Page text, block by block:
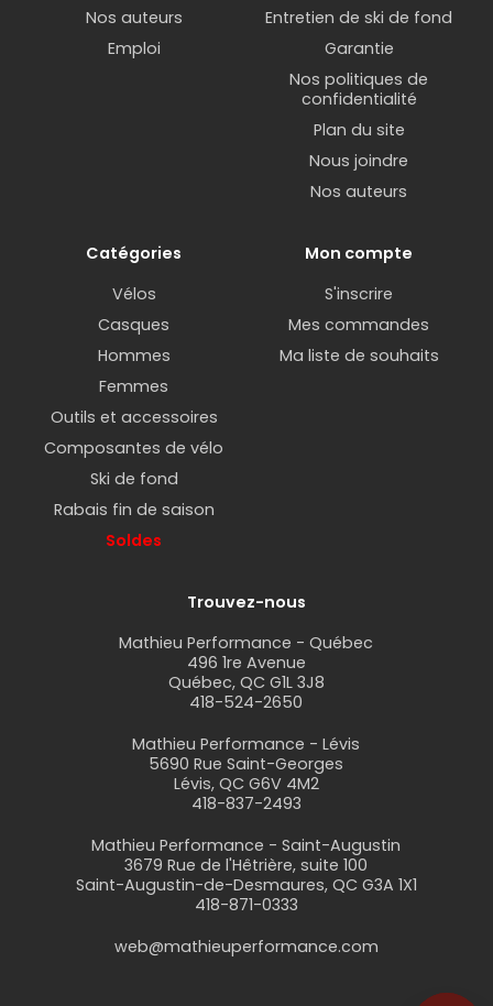
Nos auteurs
Emploi
Entretien de ski de fond
Garantie
Nos politiques de
confidentialité
Plan du site
Nous joindre
Nos auteurs
Catégories
Vélos
Casques
Hommes
Femmes
Outils et accessoires
Composantes de vélo
Ski de fond
Rabais fin de saison
Soldes
Mon compte
S'inscrire
Mes commandes
Ma liste de souhaits
Trouvez-nous
Mathieu Performance - Québec
496 1re Avenue
Québec, QC G1L 3J8
418-524-2650
Mathieu Performance - Lévis
5690 Rue Saint-Georges
Lévis, QC G6V 4M2
418-837-2493
Mathieu Performance - Saint-Augustin
3679 Rue de l'Hêtrière, suite 100
Saint-Augustin-de-Desmaures, QC G3A 1X1
418-871-0333
web@mathieuperformance.com